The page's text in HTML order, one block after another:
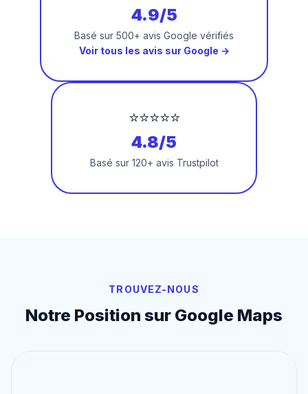
4.9/5
Basé sur 500+ avis Google vérifiés
Voir tous les avis sur Google →
⭐⭐⭐⭐⭐
4.8/5
Basé sur 120+ avis Trustpilot
TROUVEZ-NOUS
Notre Position sur Google Maps